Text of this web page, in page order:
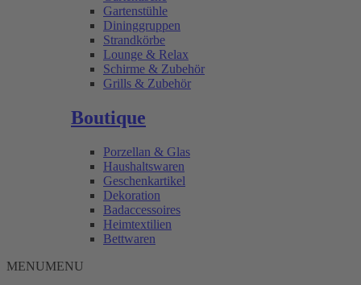
Gartenstühle
Dininggruppen
Strandkörbe
Lounge & Relax
Schirme & Zubehör
Grills & Zubehör
Boutique
Porzellan & Glas
Haushaltswaren
Geschenkartikel
Dekoration
Badaccessoires
Heimtextilien
Bettwaren
MENUMENU